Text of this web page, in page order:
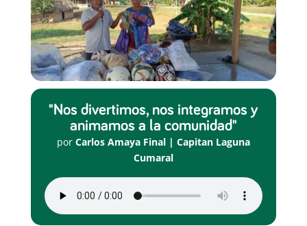
"Nos divertimos, nos integramos y
animamos a la comunidad"
por Carlos Amaya Final | Capitan Laguna
Cumaral